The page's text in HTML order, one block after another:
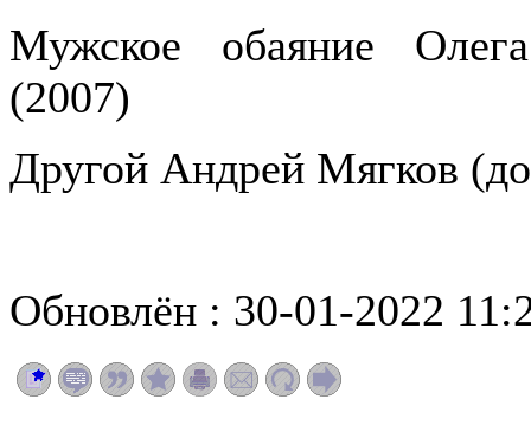
Мужское обаяние
(2007)
Другой Андрей Мягков
Обновлён : 30-01-2022